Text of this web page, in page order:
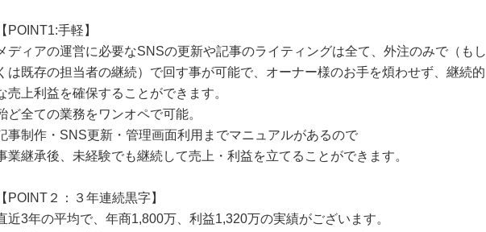
POINT1:手軽】
ディアの運営に必要なSNSの更新や記事のライティングは全て、外注のみで（もし
は既存の担当者の継続）で回す事が可能で、オーナー様のお手を煩わせず、継続的
売上利益を確保することができます。
ど全ての業務をワンオペで可能。
事制作・SNS更新・管理画面利用までマニュアルがあるので
業継承後、未経験でも継続して売上・利益を立てることができます。
POINT２：３年連続黒字】
近3年の平均で、年商1,800万、利益1,320万の実績がございます。